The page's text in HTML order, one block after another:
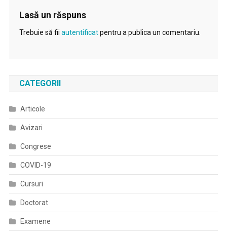
Lasă un răspuns
Trebuie să fii autentificatpentru a publica un comentariu.
CATEGORII
Articole
Avizari
Congrese
COVID-19
Cursuri
Doctorat
Examene